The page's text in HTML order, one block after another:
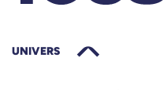
UNIVERS